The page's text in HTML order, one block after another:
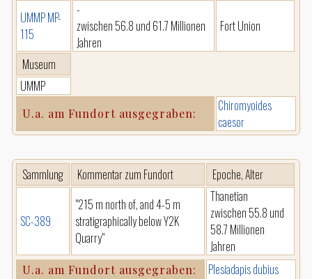
UMMP MP-
115
-
zwischen 56.8 und 61.7 Millionen
Jahren
Fort Union
Museum
UMMP
U.a. am Fundort ausgegraben:
Chiromyoides
caesor
Sammlung Kommentar zum Fundort Epoche, Alter
SC-389
"215 m north of, and 4-5 m
stratigraphically below Y2K
Quarry"
Thanetian
zwischen 55.8 und
58.7 Millionen
Jahren
U.a. am Fundort ausgegraben: Plesiadapis dubius